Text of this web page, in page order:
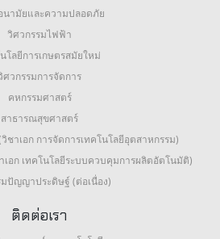
นามัยและความปลอดภัย
วิศวกรรมไฟฟ้า
โลยีการเกษตรสมัยใหม่
ศวกรรมการจัดการ
คหกรรมศาสตร์
สาธารณสุขศาสตร์
ชาเอก การจัดการเทคโนโลยีอุตสาหกรรม)
เอก เทคโนโลยีระบบควบคุมการผลิตอัตโนมัติ)
มปัญญาประดิษฐ์ (ต่อเนื่อง)
ติดต่อเรา